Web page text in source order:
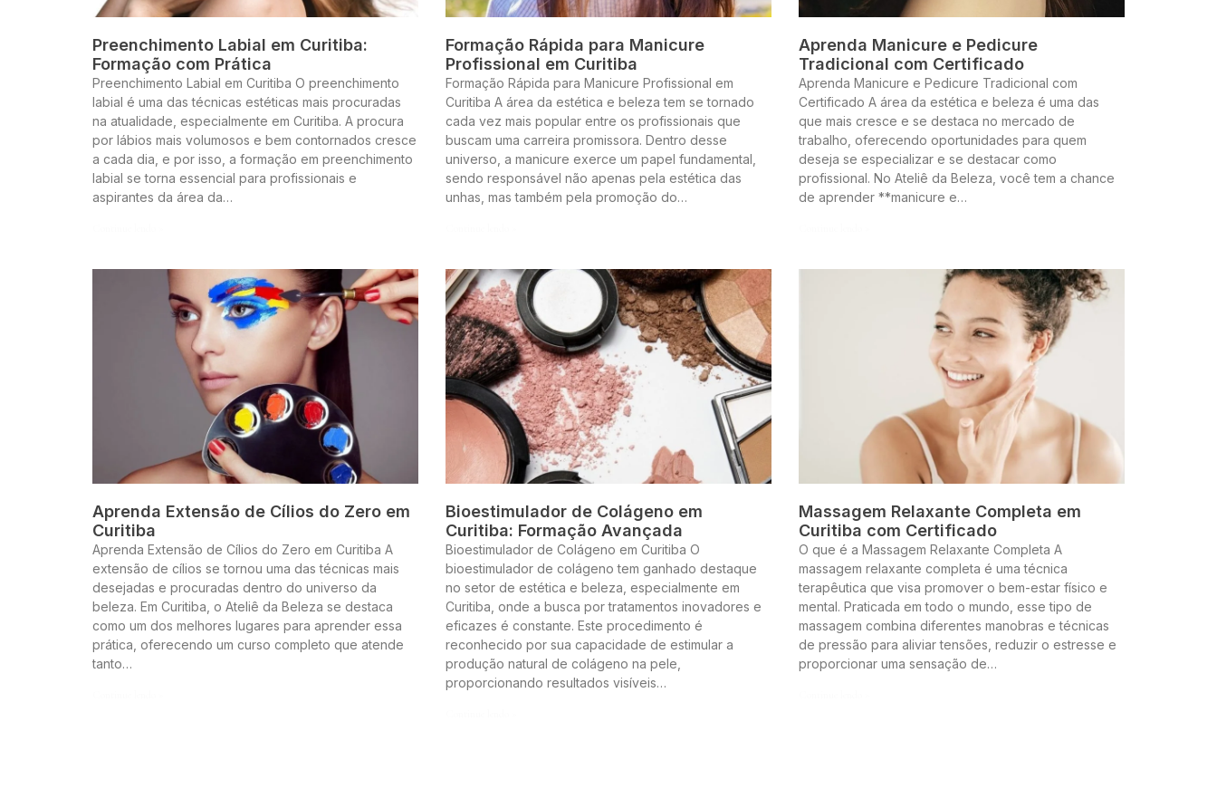
Preenchimento Labial em Curitiba:
Formação com Prática
Preenchimento Labial em Curitiba O preenchimento
labial é uma das técnicas estéticas mais procuradas
na atualidade, especialmente em Curitiba. A procura
por lábios mais volumosos e bem contornados cresce
a cada dia, e por isso, a formação em preenchimento
labial se torna essencial para profissionais e
aspirantes da área da…
Formação Rápida para Manicure
Profissional em Curitiba
Formação Rápida para Manicure Profissional em
Curitiba A área da estética e beleza tem se tornado
cada vez mais popular entre os profissionais que
buscam uma carreira promissora. Dentro desse
universo, a manicure exerce um papel fundamental,
sendo responsável não apenas pela estética das
unhas, mas também pela promoção do…
Aprenda Manicure e Pedicure
Tradicional com Certificado
Aprenda Manicure e Pedicure Tradicional com
Certificado A área da estética e beleza é uma das
que mais cresce e se destaca no mercado de
trabalho, oferecendo oportunidades para quem
deseja se especializar e se destacar como
profissional. No Ateliê da Beleza, você tem a chance
de aprender **manicure e…
Aprenda Extensão de Cílios do Zero em
Curitiba
Aprenda Extensão de Cílios do Zero em Curitiba A
extensão de cílios se tornou uma das técnicas mais
desejadas e procuradas dentro do universo da
beleza. Em Curitiba, o Ateliê da Beleza se destaca
como um dos melhores lugares para aprender essa
prática, oferecendo um curso completo que atende
tanto…
Bioestimulador de Colágeno em
Curitiba: Formação Avançada
Bioestimulador de Colágeno em Curitiba O
bioestimulador de colágeno tem ganhado destaque
no setor de estética e beleza, especialmente em
Curitiba, onde a busca por tratamentos inovadores e
eficazes é constante. Este procedimento é
reconhecido por sua capacidade de estimular a
produção natural de colágeno na pele,
proporcionando resultados visíveis…
Massagem Relaxante Completa em
Curitiba com Certificado
O que é a Massagem Relaxante Completa A
massagem relaxante completa é uma técnica
terapêutica que visa promover o bem-estar físico e
mental. Praticada em todo o mundo, esse tipo de
massagem combina diferentes manobras e técnicas
de pressão para aliviar tensões, reduzir o estresse e
proporcionar uma sensação de…